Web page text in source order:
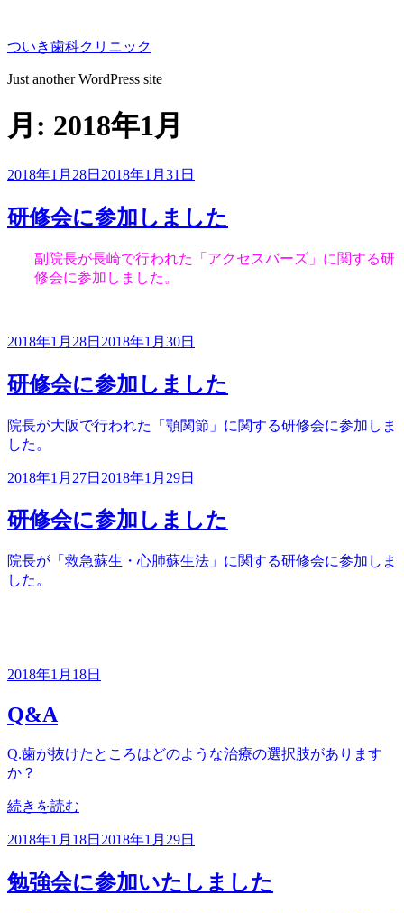
テ
ン
へ
ス
ッ
プ
ついき歯科クリニック
Just another WordPress site
月: 2018年1月
投
日:
2018年1月28日 2018年1月31日
研修会に参加しました
副院長が長崎で行われた「アクセスバーズ」に関する研
修会に参加しました。
投
日:
2018年1月28日 2018年1月30日
研修会に参加しました
院長が大阪で行われた「顎関節」に関する研修会に参加しま
した。
投
日:
2018年1月27日 2018年1月29日
研修会に参加しました
院長が「救急蘇生・心肺蘇生法」に関する研修会に参加しま
した。
投
日:
2018年1月18日
Q&A
Q.歯が抜けたところはどのような治療の選択肢があります
か？
“Q&A”
続きを読む
投
日:
2018年1月18日 2018年1月29日
勉強会に参加いたしました